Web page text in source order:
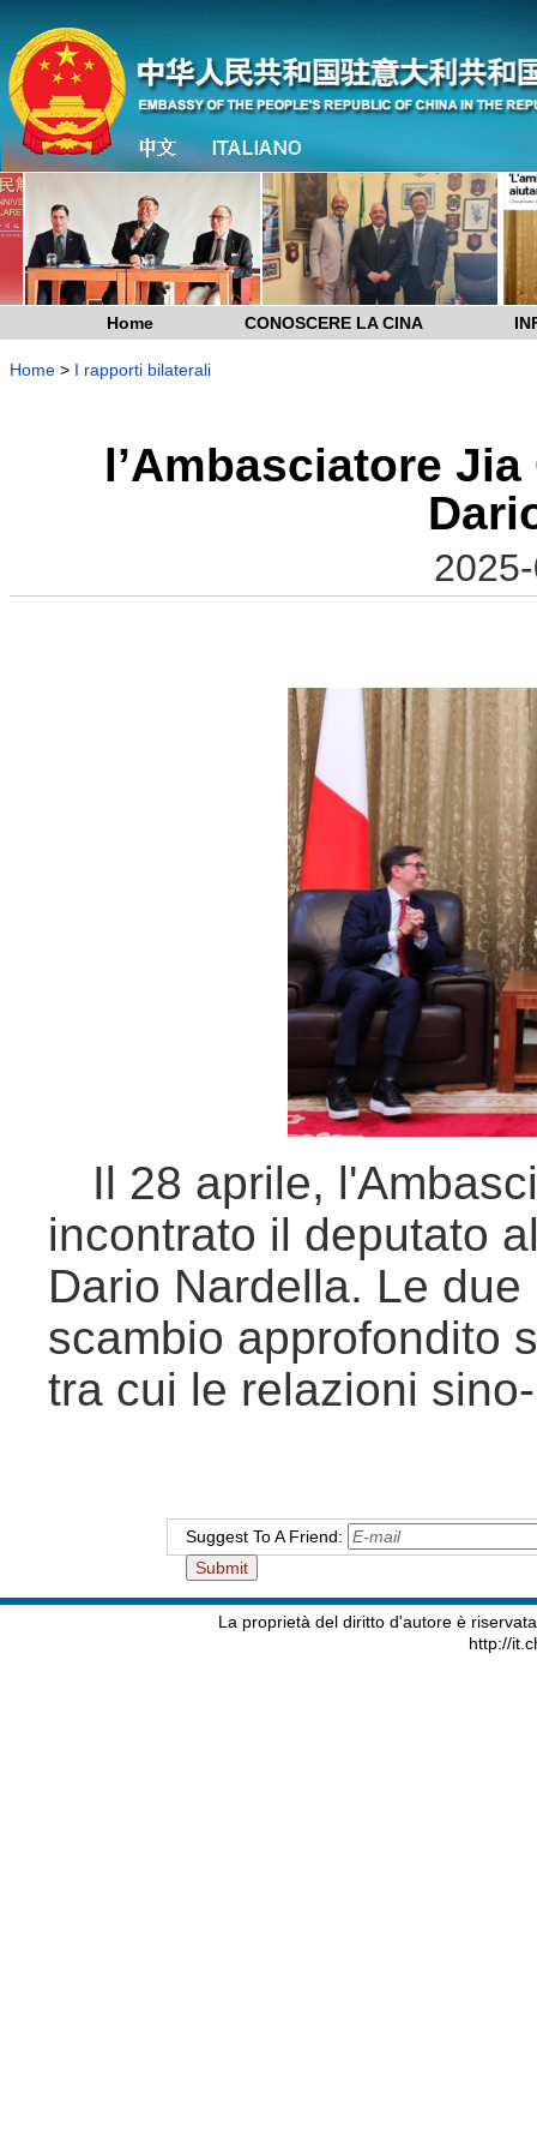
Home CONOSCERE LA CINA
Home > I rapporti bilaterali
l’Ambasciatore
Il 28 aprile,
incontrato il deputato
Dario Nardella. Le
scambio approfondito
tra cui le relazioni
Suggest To A Friend:
La proprietà del diritto d'autore è
http://